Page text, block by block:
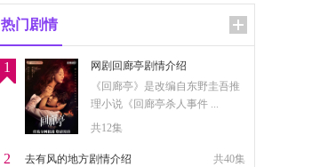
热门剧情
1
网剧回廊亭剧情介绍
《回廊亭》是改编自东野圭吾推
理小说《回廊亭杀人事件 ...
共12集
2 共40集
去有风的地方剧情介绍